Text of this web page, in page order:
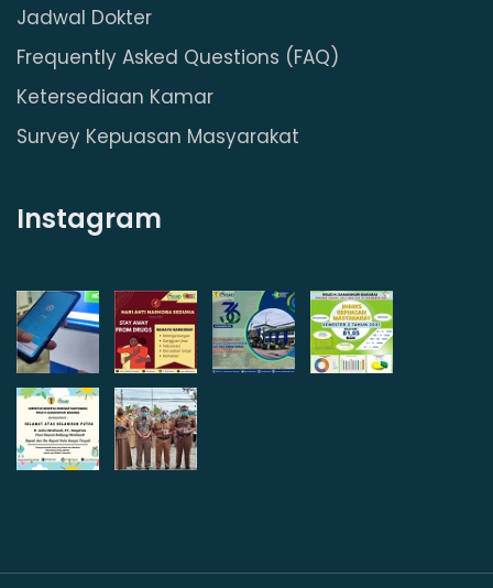
Jadwal Dokter
Frequently Asked Questions (FAQ)
Ketersediaan Kamar
Survey Kepuasan Masyarakat
Instagram